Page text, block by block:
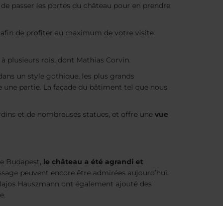
passer les portes du château pour en prendre
de profiter au maximum de votre visite.
plusieurs rois, dont Mathias Corvin.
un style gothique, les plus grands
une partie. La façade du bâtiment tel que nous
et de nombreuses statues, et offre une vue
Budapest, le château a été agrandi et
peuvent encore être admirées aujourd’hui.
Hauszmann ont également ajouté des